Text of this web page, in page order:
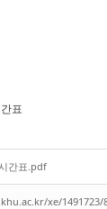
표
간표.pdf
xe/1491723/